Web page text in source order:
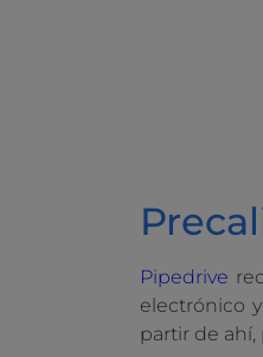
Pipedrive
electrónico
partir de